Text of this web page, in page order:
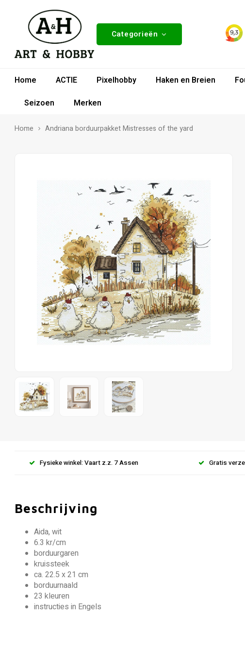
Categorieën
Home ACTIE Pixelhobby Haken en Breien
Seizoen
Merken
Home Andriana borduurpakket Mistresses of the yard
Fysieke winkel: Vaart z.z. 7 Assen Gratis
Beschrijving
Aida, wit
6.3 kr/cm
borduurgaren
kruissteek
ca. 22.5 x 21 cm
borduurnaald
23 kleuren
instructies in Engels